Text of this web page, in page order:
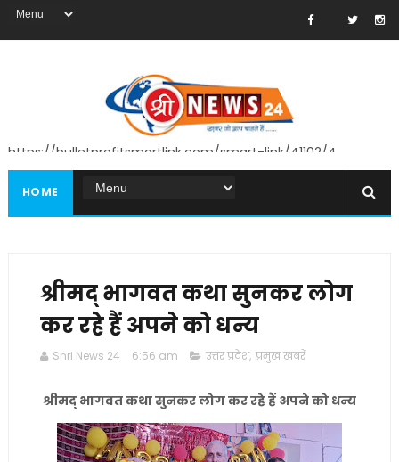
https://bulletprofitsmartlink.com/smart-link/41102/4
HOME
श्रीमद् भागवत कथा सुनकर लोग
कर रहे हैं अपने को धन्य
Shri News 24 6:56 am उत्तर प्रदेश, प्रमुख खबरें
श्रीमद् भागवत कथा सुनकर लोग कर रहे हैं अपने को धन्य